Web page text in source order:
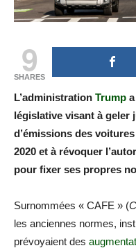
9
SHARES
L’administration Trump
législative visant à geler
d’émissions des
2020 et à révoquer
pour fixer ses propres
Surnommées « CAFE » (
les anciennes normes,
prévoyaient des